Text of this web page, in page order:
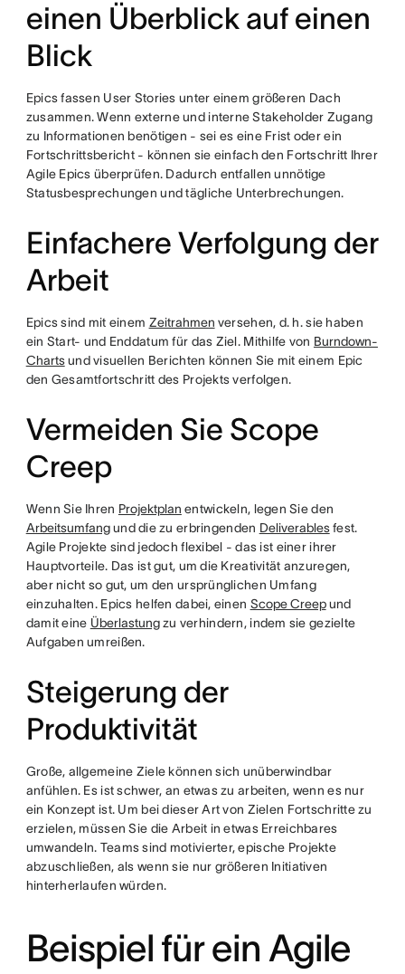
einen Überblick auf einen
Blick
Epics fassen User Stories unter einem größeren Dach
zusammen. Wenn externe und interne Stakeholder Zugang
zu Informationen benötigen - sei es eine Frist oder ein
Fortschrittsbericht - können sie einfach den Fortschritt Ihrer
Agile Epics überprüfen. Dadurch entfallen unnötige
Statusbesprechungen und tägliche Unterbrechungen.
Einfachere Verfolgung der
Arbeit
Epics sind mit einem Zeitrahmen versehen, d. h. sie haben
ein Start- und Enddatum für das Ziel. Mithilfe von Burndown-
Chartsund visuellen Berichten können Sie mit einem Epic
den Gesamtfortschritt des Projekts verfolgen.
Vermeiden Sie Scope
Creep
Wenn Sie Ihren Projektplan entwickeln, legen Sie den
Arbeitsumfangund die zu erbringenden Deliverablesfest.
Agile Projekte sind jedoch flexibel - das ist einer ihrer
Hauptvorteile. Das ist gut, um die Kreativität anzuregen,
aber nicht so gut, um den ursprünglichen Umfang
einzuhalten. Epics helfen dabei, einen Scope Creepund
damit eine Überlastungzu verhindern, indem sie gezielte
Aufgaben umreißen.
Steigerung der
Produktivität
Große, allgemeine Ziele können sich unüberwindbar
anfühlen. Es ist schwer, an etwas zu arbeiten, wenn es nur
ein Konzept ist. Um bei dieser Art von Zielen Fortschritte zu
erzielen, müssen Sie die Arbeit in etwas Erreichbares
umwandeln. Teams sind motivierter, epische Projekte
abzuschließen, als wenn sie nur größeren Initiativen
hinterherlaufen würden.
Beispiel für ein Agile